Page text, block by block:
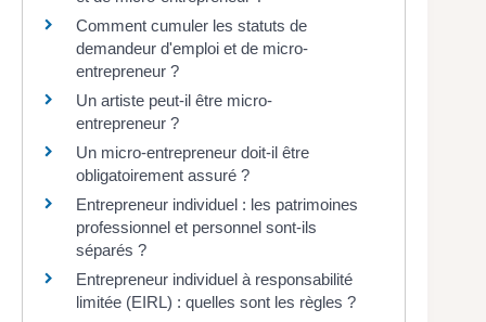
Comment cumuler les statuts de
demandeur d'emploi et de micro-
entrepreneur ?
Un artiste peut-il être micro-
entrepreneur ?
Un micro-entrepreneur doit-il être
obligatoirement assuré ?
Entrepreneur individuel : les patrimoines
professionnel et personnel sont-ils
séparés ?
Entrepreneur individuel à responsabilité
limitée (EIRL) : quelles sont les règles ?